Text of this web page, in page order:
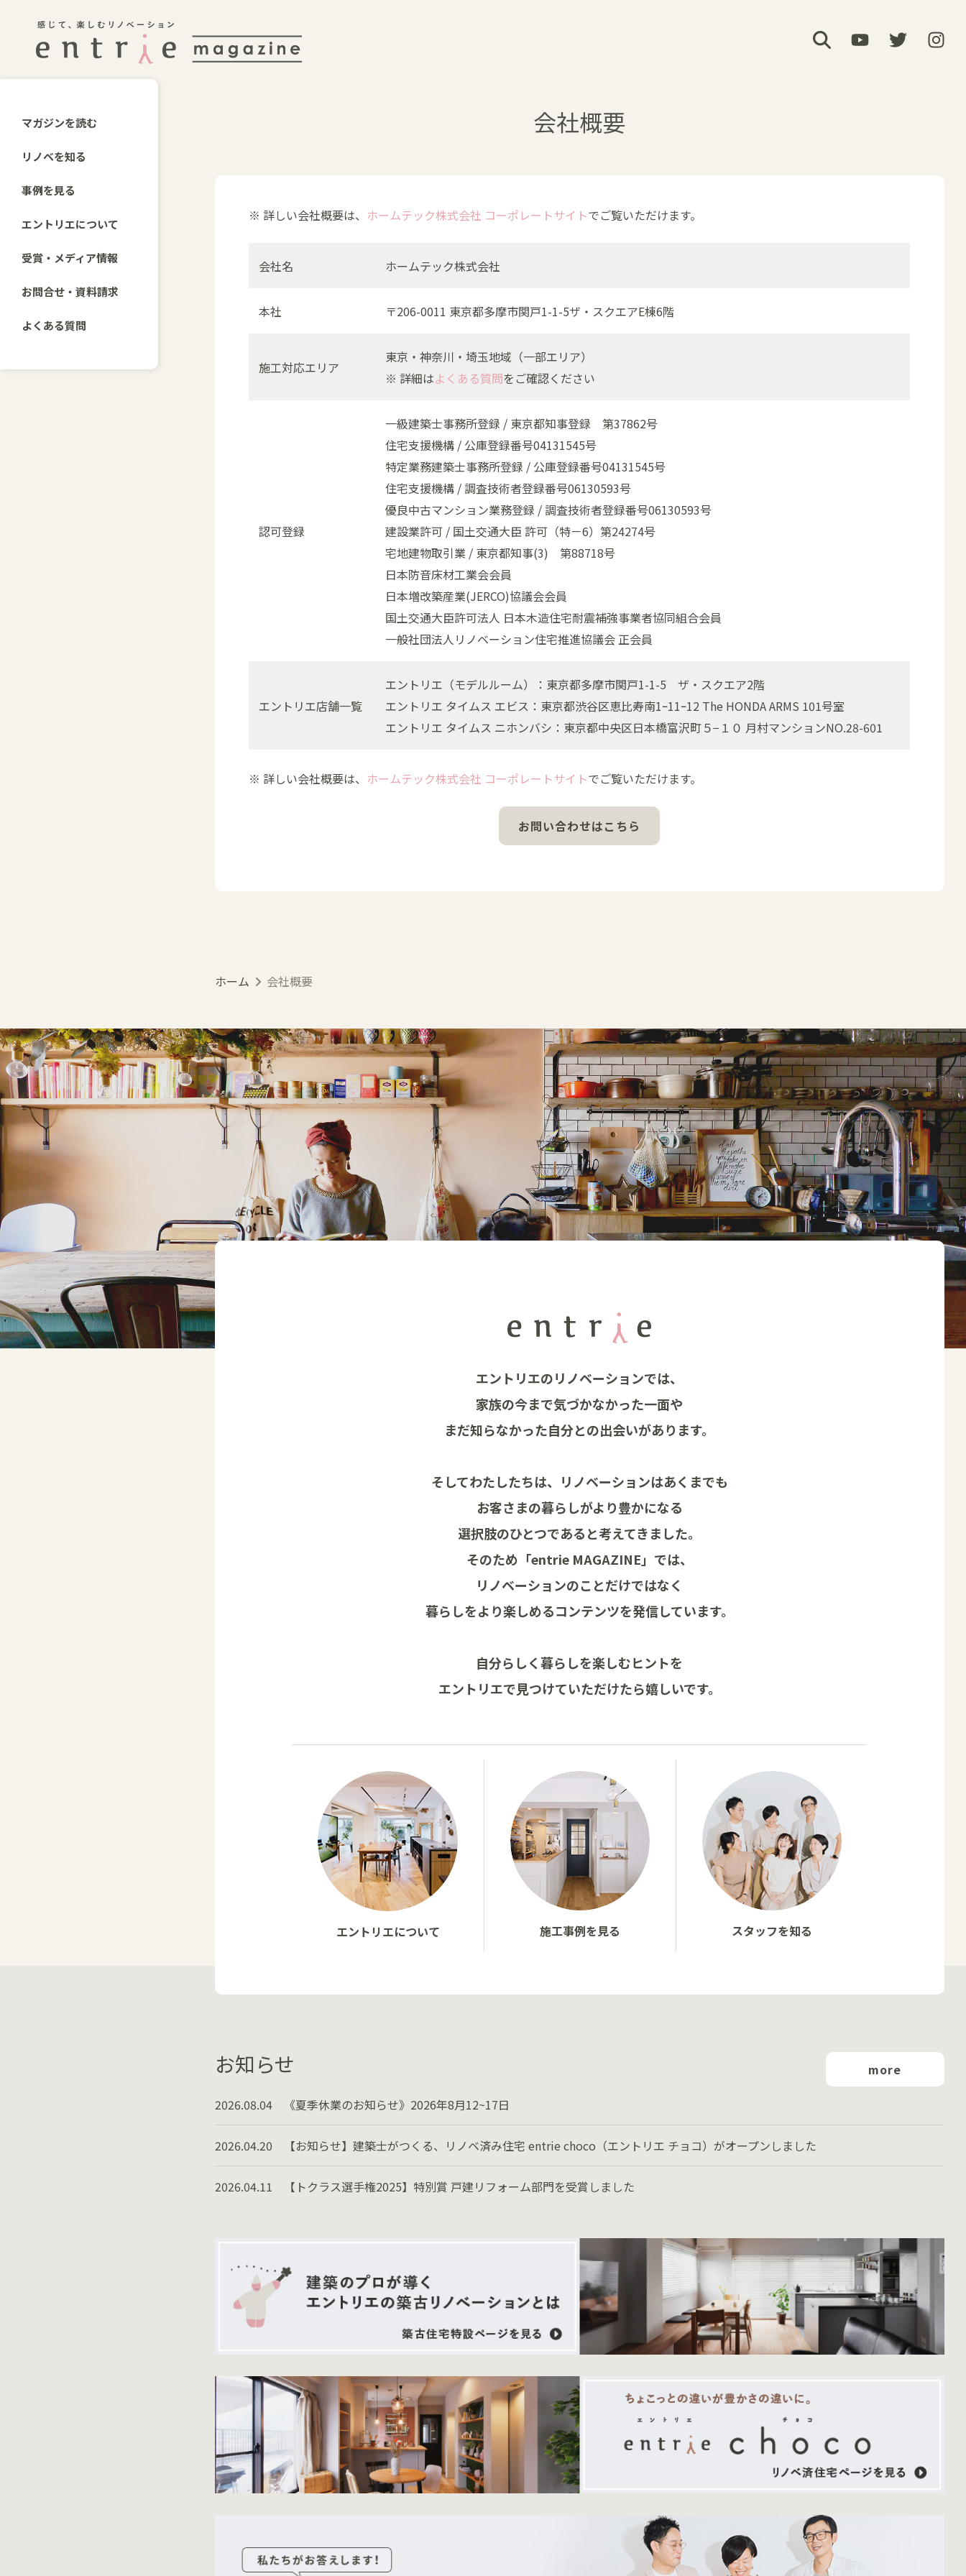
マガジンを読む
リノベを知る
事例を見る
エントリエについて
受賞・メディア情報
お問合せ・資料請求
よくある質問
会社概要
※ 詳しい会社概要は、 ホームテック株式会社 コーポレートサイトでご覧いただけます。
会社名 ホームテック株式会社
本社 〒206-0011 東京都多摩市関戸1-1-5ザ・スクエアE棟6階
施工対応エリア
東京・神奈川・埼玉地域（一部エリア）
※ 詳細はよくある質問をご確認ください
認可登録
一級建築士事務所登録 / 東京都知事登録 第37862号
住宅支援機構 / 公庫登録番号04131545号
特定業務建築士事務所登録 / 公庫登録番号04131545号
住宅支援機構 / 調査技術者登録番号06130593号
優良中古マンション業務登録 / 調査技術者登録番号06130593号
建設業許可 / 国土交通大臣 許可（特－6）第24274号
宅地建物取引業 / 東京都知事(3) 第88718号
日本防音床材工業会会員
日本増改築産業(JERCO)協議会会員
国土交通大臣許可法人 日本木造住宅耐震補強事業者協同組合会員
一般社団法人リノベーション住宅推進協議会 正会員
エントリエ店舗一覧
エントリエ（モデルルーム）：東京都多摩市関戸1-1-5 ザ・スクエア2階
エントリエ タイムス エビス：東京都渋谷区恵比寿南1ｰ11ｰ12 The HONDA ARMS 101号室
エントリエ タイムス ニホンバシ：東京都中央区日本橋富沢町５−１０ 月村マンションNO.28-601
※ 詳しい会社概要は、 ホームテック株式会社 コーポレートサイトでご覧いただけます。
お問い合わせはこちら
ホーム 会社概要
エントリエのリノベーションでは、
家族の今まで気づかなかった一面や
まだ知らなかった自分との出会いがあります。
そしてわたしたちは、 リノベーションはあくまでも
お客さまの暮らしがより豊かになる
選択肢のひとつであると考えてきました。
そのため「entrie MAGAZINE」では、
リノベーションのことだけではなく
暮らしをより楽しめるコンテンツを発信しています。
自分らしく暮らしを楽しむヒントを
エントリエで見つけていただけたら嬉しいです。
エントリエについて 施工事例を見る スタッフを知る
お知らせ
2026.08.04 《夏季休業のお知らせ》2026年8月12~17日
2026.04.20 【お知らせ】建築士がつくる、リノベ済み住宅 entrie choco（エントリエ チョコ）がオープンしました
2026.04.11 【トクラス選手権2025】特別賞 戸建リフォーム部門を受賞しました
more